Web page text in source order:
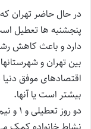
در حال حاضر تهران
پنجشنبه ها تعطیل
دارد و باعث کاهش
بین تهران و
اقتصادهای موفق
بیشتر است یا آنها.
دو